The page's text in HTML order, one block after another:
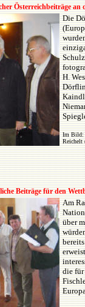
Österreichbeiträge an
Die
H.
Kaindl
Im Bild:
Reichelt
Beiträge für den
Am
über
die für